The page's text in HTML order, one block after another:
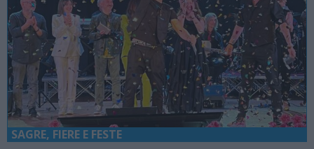
SAGRE, FIERE E FESTE